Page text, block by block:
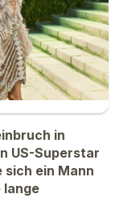
in
US-Superstar
ein Mann
lange